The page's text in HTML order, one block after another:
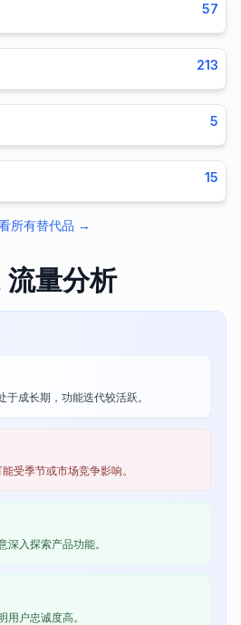
57
213
5
15
所有替代品 →
量分析
成长期，功能迭代较活跃。
受季节或市场竞争影响。
入探索产品功能。
用户忠诚度高。